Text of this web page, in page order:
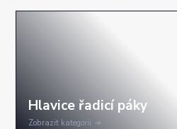
Zobrazit kategorii